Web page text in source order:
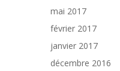
mai 2017
février 2017
janvier 2017
décembre 2016